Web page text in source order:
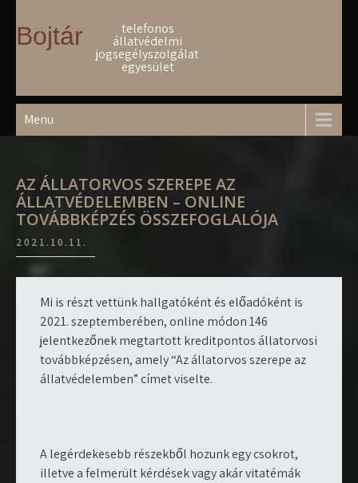
content
Bojtár telefonos
állatvédelmi
jogsegélyszolgálat
egyesület
Menu
AZ ÁLLATORVOS SZEREPE AZ
ÁLLATVÉDELEMBEN – ONLINE
TOVÁBBKÉPZÉS ÖSSZEFOGLALÓJA
2021.10.11.
Mi is részt vettünk hallgatóként és előadóként is
2021. szeptemberében, online módon 146
jelentkezőnek megtartott kreditpontos állatorvosi
továbbképzésen, amely “Az állatorvos szerepe az
állatvédelemben” címet viselte.
A legérdekesebb részekből hozunk egy csokrot,
illetve a felmerült kérdések vagy akár vitatémák